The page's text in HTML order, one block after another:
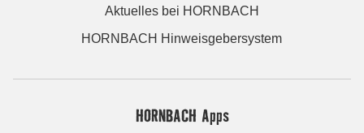
Aktuelles bei HORNBACH
HORNBACH Hinweisgebersystem
HORNBACH Apps